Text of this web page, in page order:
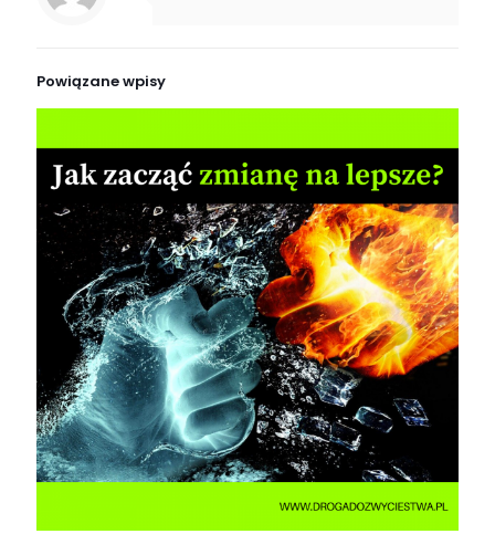
Powiązane wpisy